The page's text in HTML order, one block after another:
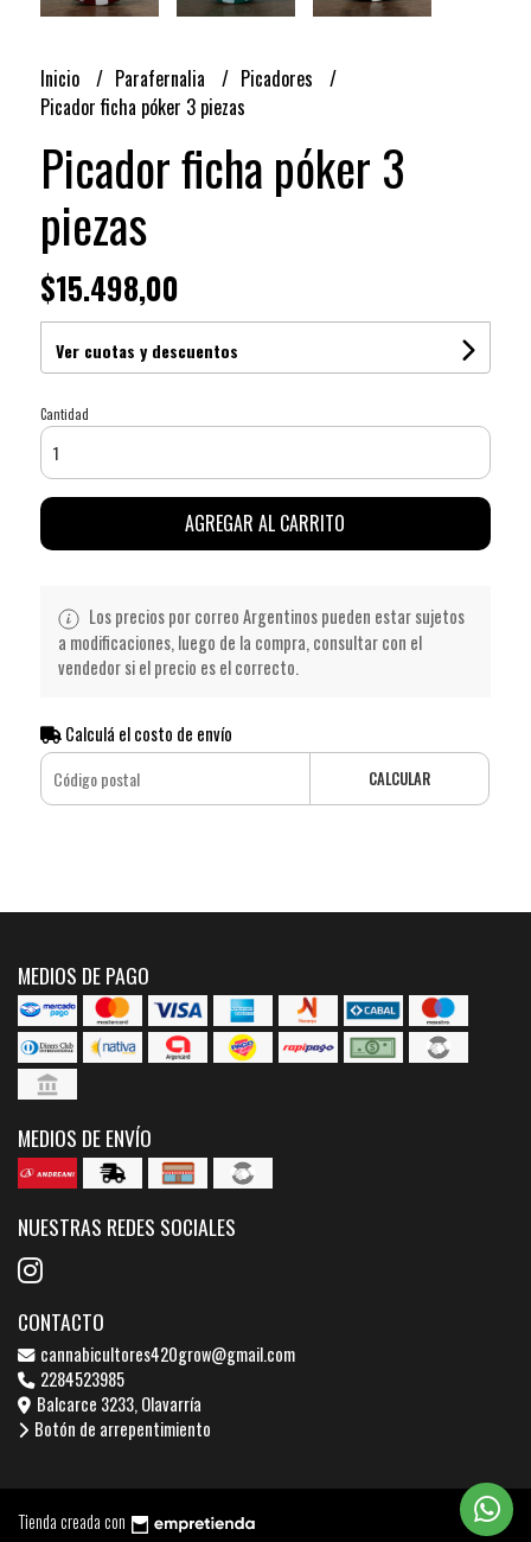
Inicio Parafernalia
Picadores
Picador ficha póker 3 piezas
Picador ficha póker 3
piezas
$15.498,00
Ver cuotas y descuentos
Cantidad
AGREGAR AL CARRITO
Los precios por correo Argentinos pueden estar sujetos
a modificaciones, luego de la compra, consultar con el
vendedor si el precio es el correcto.
Calculá el costo de envío
CALCULAR
MEDIOS DE PAGO
MEDIOS DE ENVÍO
NUESTRAS REDES SOCIALES
CONTACTO
cannabicultores420grow@gmail.com
2284523985
Balcarce 3233, Olavarría
Botón de arrepentimiento
Tienda creada con